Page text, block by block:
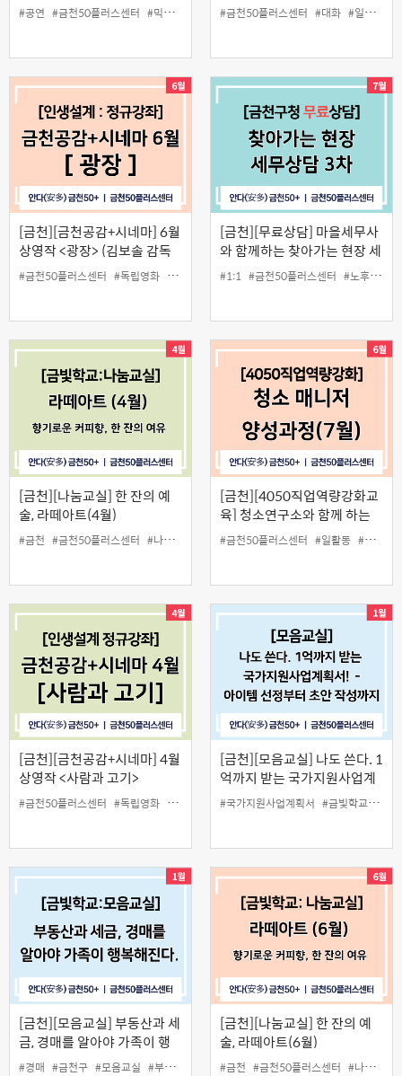
#공연 #금천50플러스센터 #믹서 #음향 #중장년
이션 스킬(협업퍼실리테이터
2급 자격증 과정)
#금천50플러스센터 #대화 #일활동
[금천][금천공감+시네마] 6월
상영작 <광장> (김보솔 감독
과의 GV)
#금천50플러스센터 #독립영화 #무료 #인생설계
[금천][무료상담] 마을세무사
와 함께하는 찾아가는 현장 세
무상담 3차
#1:1 #금천50플러스센터 #노후준비
[금천][나눔교실] 한 잔의 예
술, 라떼아트(4월)
#금천 #금천50플러스센터 #나눔교실 #라떼아트 #무료
[금천][4050직업역량강화교
육] 청소연구소와 함께 하는
청소매니저 양성과정(6월)
#금천50플러스센터 #일활동 #청소매니저
[금천][금천공감+시네마] 4월
상영작 <사람과 고기>
#금천50플러스센터 #독립영화 #무료 #무료영화 #인생설계
[금천][모음교실] 나도 쓴다. 1
억까지 받는 국가지원사업계
획서! - 아이템선정부터 초안
작성까지
#국가지원사업계획서 #금빛학교 #모
[금천][모음교실] 부동산과 세
금, 경매를 알아야 가족이 행
복해진다
#경매 #금천구 #모음교실 #부동산 #자산관리 #중장년
[금천][나눔교실] 한 잔의 예
술, 라떼아트(6월)
#금천 #금천50플러스센터 #나눔교실